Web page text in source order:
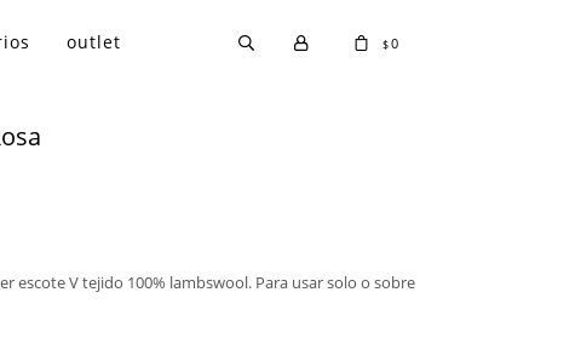
outlet $0
escote V tejido 100% lambswool. Para usar solo o sobre